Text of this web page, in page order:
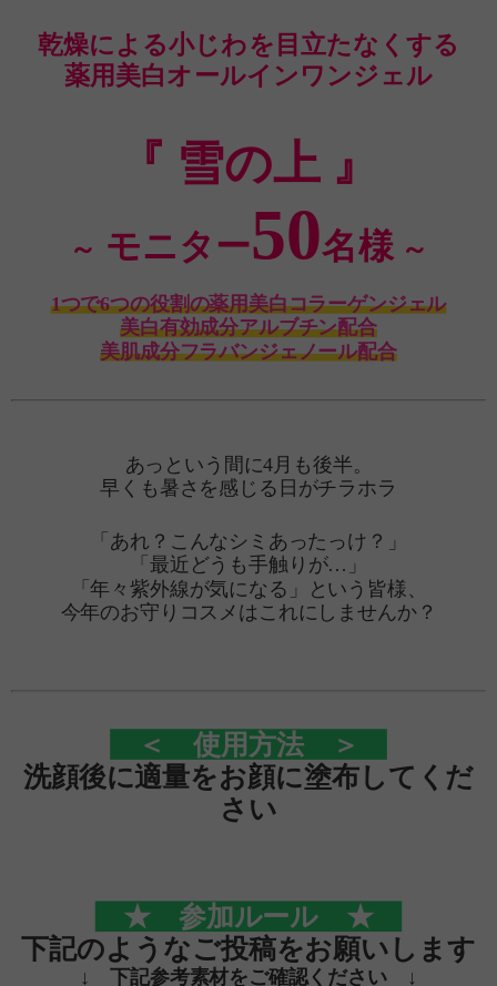
乾燥による小じわを目立たなくする
薬用美白オールインワンジェル
『 雪の上 』
～ モニター50名様～
1つで6つの役割の薬用美白コラーゲンジェル
美白有効成分アルブチン配合
美肌成分フラバンジェノール配合
あっという間に4月も後半。
早くも暑さを感じる日がチラホラ
「あれ？こんなシミあったっけ？」
「最近どうも手触りが…」
「年々紫外線が気になる」という皆様、
今年のお守りコスメはこれにしませんか？
＜ 使用方法 ＞
洗顔後に適量をお顔に塗布してくだ
さい
★ 参加ルール ★
下記のようなご投稿をお願いします
↓ 下記参考素材をご確認ください ↓